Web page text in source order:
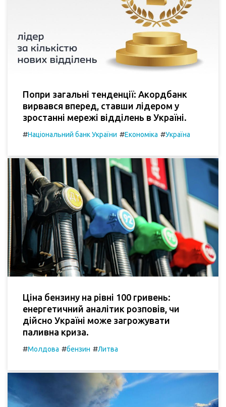
Попри загальні тенденції: Акордбанк
вирвався вперед, ставши лідером у
зростанні мережі відділень в Україні.
#Національний банк України #Економіка #Україна
Ціна бензину на рівні 100 гривень:
енергетичний аналітик розповів, чи
дійсно Україні може загрожувати
паливна криза.
#Молдова #бензин #Литва